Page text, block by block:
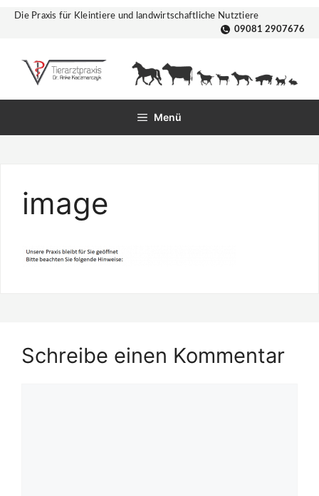
Zum
Die Praxis für Kleintiere und landwirtschaftliche Nutztiere
09081 2907676
Menü
image
Schreibe einen Kommentar